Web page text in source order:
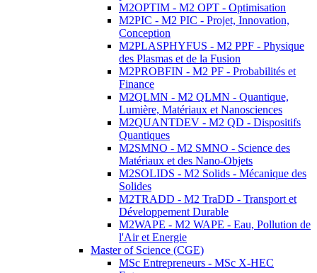
M2OPTIM - M2 OPT - Optimisation
M2PIC - M2 PIC - Projet, Innovation,
Conception
M2PLASPHYFUS - M2 PPF - Physique
des Plasmas et de la Fusion
M2PROBFIN - M2 PF - Probabilités et
Finance
M2QLMN - M2 QLMN - Quantique,
Lumière, Matériaux et Nanosciences
M2QUANTDEV - M2 QD - Dispositifs
Quantiques
M2SMNO - M2 SMNO - Science des
Matériaux et des Nano-Objets
M2SOLIDS - M2 Solids - Mécanique des
Solides
M2TRADD - M2 TraDD - Transport et
Développement Durable
M2WAPE - M2 WAPE - Eau, Pollution de
l'Air et Energie
Master of Science (CGE)
MSc Entrepreneurs - MSc X-HEC